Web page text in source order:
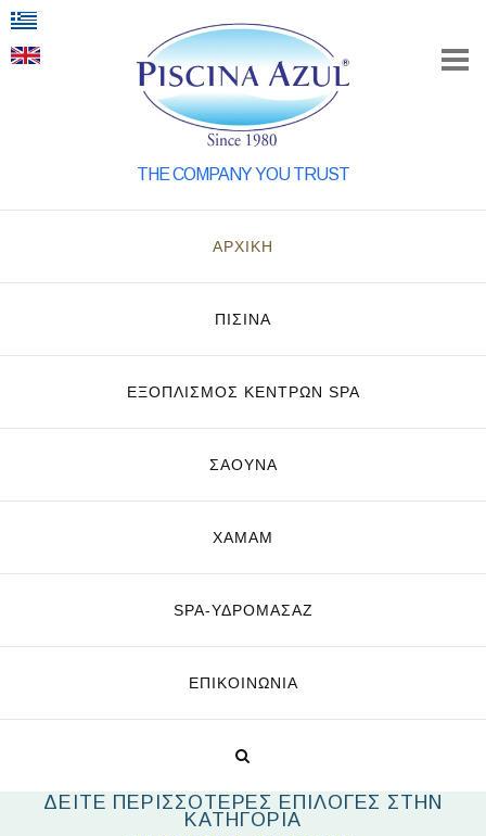
THE COMPANY YOU TRUST
ΑΡΧΙΚΗ
ΠΙΣΙΝΑ
ΕΞΟΠΛΙΣΜΌΣ ΚΈΝΤΡΩΝ SPA
ΣΑΟΥΝΑ
ΧΑΜΑΜ
SPA-ΥΔΡΟΜΑΣΆΖ
ΕΠΙΚΟΙΝΩΝΊΑ
ΔΕΙΤΕ ΠΕΡΙΣΣΟΤΕΡΕΣ ΕΠΙΛΟΓΕΣ ΣΤΗΝ
ΚΑΤΗΓΟΡΙΑ